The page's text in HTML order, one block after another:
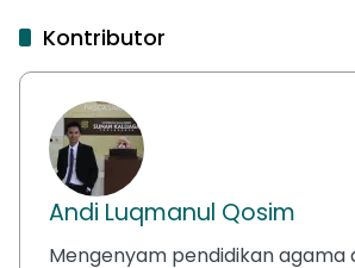
Kontributor
Andi Luqmanul Qosim
Mengenyam pendidikan agama